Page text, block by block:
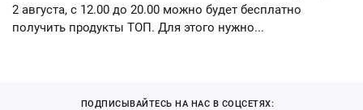
2 августа, с 12.00 до 20.00 можно будет бесплатно
получить продукты ТОП. Для этого нужно...
ПОДПИСЫВАЙТЕСЬ НА НАС В СОЦСЕТЯХ: